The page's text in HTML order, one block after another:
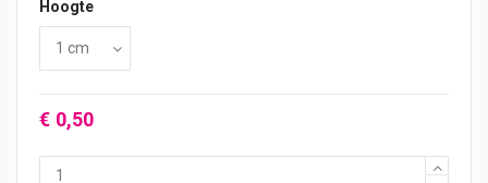
Hoogte
€ 0,50